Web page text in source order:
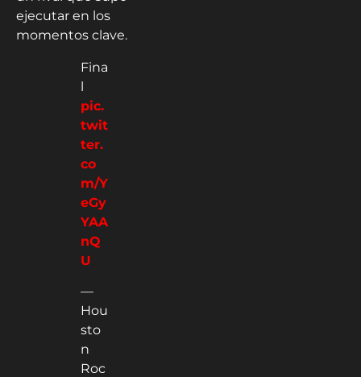
ejecutar en los
momentos clave.
Fina
l
pic.
twit
ter.
co
m/Y
eGy
YAA
nQ
U
—
Hou
sto
n
Roc